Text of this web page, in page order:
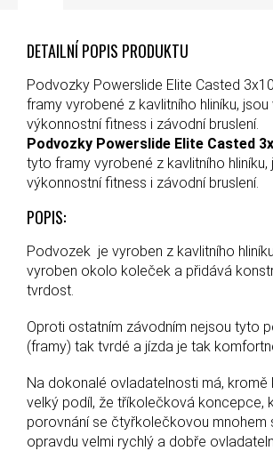
DETAILNÍ POPIS PRODUKTU
Podvozky Powerslide Elite Casted
framy vyrobené z kavlitního hliníku,
výkonnostní fitness i závodní bruslení.
Podvozky Powerslide Elite Casted
tyto framy vyrobené z kavlitního
výkonnostní fitness i závodní bruslení.
POPIS:
Podvozek je vyroben z kavlitního
vyroben okolo koleček a přidává
tvrdost.
Oproti ostatním závodním nejsou tyto
(framy) tak tvrdé a jízda je tak
Na dokonalé ovladatelnosti má, kromě
velký podíl, že tříkolečková koncepce,
porovnání se čtyřkolečkovou mnohem
opravdu velmi rychlý a dobře